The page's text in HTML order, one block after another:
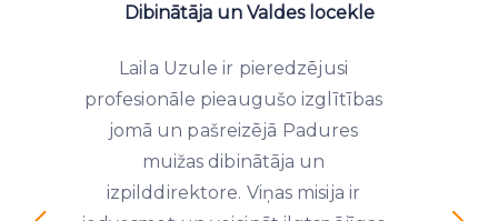
Dibinātāja un Valdes locekle
Laila Uzule ir pieredzējusi
profesionāle pieaugušo izglītības
jomā un pašreizējā Padures
muižas dibinātāja un
izpilddirektore. Viņas misija ir